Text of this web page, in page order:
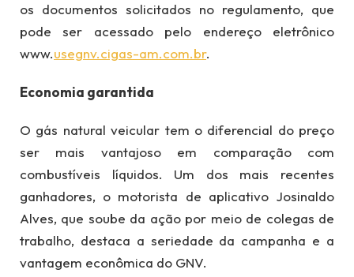
os documentos solicitados no regulamento, que
pode ser acessado pelo endereço eletrônico
www.usegnv.cigas-am.com.br.
Economia garantida
O gás natural veicular tem o diferencial do preço
ser mais vantajoso em comparação com
combustíveis líquidos. Um dos mais recentes
ganhadores, o motorista de aplicativo Josinaldo
Alves, que soube da ação por meio de colegas de
trabalho, destaca a seriedade da campanha e a
vantagem econômica do GNV.